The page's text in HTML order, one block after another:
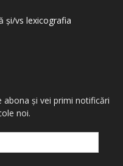
și/vs lexicografia
și vei primi notificări
noi.